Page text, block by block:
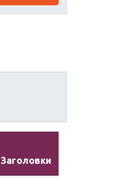
Заголовки